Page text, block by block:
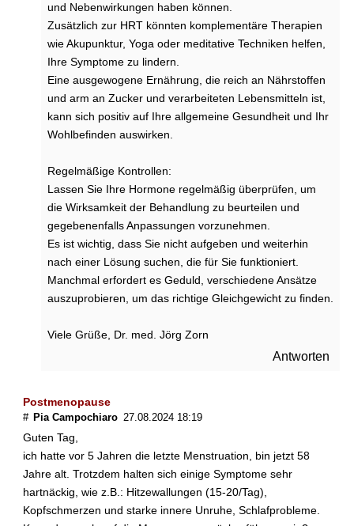
und Nebenwirkungen haben können.
Zusätzlich zur HRT könnten komplementäre Therapien
wie Akupunktur, Yoga oder meditative Techniken helfen,
Ihre Symptome zu lindern.
Eine ausgewogene Ernährung, die reich an Nährstoffen
und arm an Zucker und verarbeiteten Lebensmitteln ist,
kann sich positiv auf Ihre allgemeine Gesundheit und Ihr
Wohlbefinden auswirken.
Regelmäßige Kontrollen:
Lassen Sie Ihre Hormone regelmäßig überprüfen, um
die Wirksamkeit der Behandlung zu beurteilen und
gegebenenfalls Anpassungen vorzunehmen.
Es ist wichtig, dass Sie nicht aufgeben und weiterhin
nach einer Lösung suchen, die für Sie funktioniert.
Manchmal erfordert es Geduld, verschiedene Ansätze
auszuprobieren, um das richtige Gleichgewicht zu finden.
Viele Grüße, Dr. med. Jörg Zorn
Antworten
Postmenopause
# Pia Campochiaro 27.08.2024 18:19
Guten Tag,
ich hatte vor 5 Jahren die letzte Menstruation, bin jetzt 58
Jahre alt. Trotzdem halten sich einige Symptome sehr
hartnäckig, wie z.B.: Hitzewallungen (15-20/Tag),
Kopfschmerzen und starke innere Unruhe, Schlafprobleme.